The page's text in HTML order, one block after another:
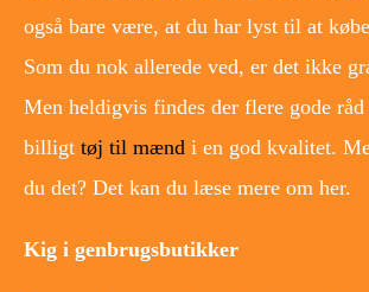
også bare være, at du har lyst til at
Som du nok allerede ved, er det ikke
Men heldigvis findes der flere gode
billigt tøj til mænd i en god kvalitet.
du det? Det kan du læse mere om her.
Kig i genbrugsbutikker